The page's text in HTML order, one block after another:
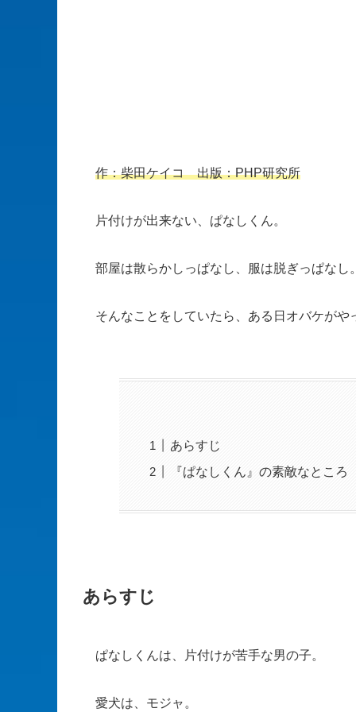
作：柴田ケイコ 出版：PHP研究所
片付けが出来ない、ぱなしくん。
部屋は散らかしっぱなし、服は脱ぎっぱなし
そんなことをしていたら、ある日オバケがや
あらすじ
『ぱなしくん』の素敵なところ
あらすじ
ぱなしくんは、片付けが苦手な男の子。
愛犬は、モジャ。